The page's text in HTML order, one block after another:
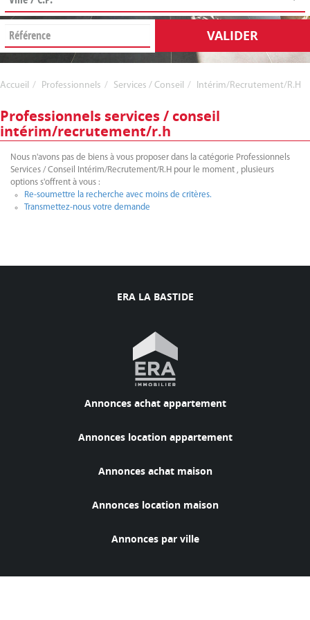
VALIDER
Accueil Professionnels Services / Conseil Intérim/Recrutement/R.H
Professionnels services / conseil
intérim/recrutement/r.h
Nous n'avons pas de biens à vous proposer dans la catégorie Professionnels
Services / Conseil Intérim/Recrutement/R.H pour le moment , plusieurs
options s'offrent à vous :
Re-soumettre la recherche avec moins de critères.
Transmettez-nous votre demande
ERA LA BASTIDE
Annonces achat appartement
Annonces location appartement
Annonces achat maison
Annonces location maison
Annonces par ville